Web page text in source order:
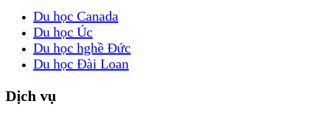
Du học Canada
Du học Úc
Du học hghề Đức
Du học Đài Loan
Dịch vụ